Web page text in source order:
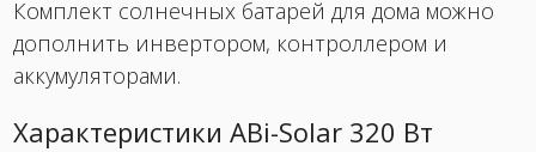
Комплект солнечных батарей для дома можно
дополнить инвертором, контроллером и
аккумуляторами.
Характеристики ABi-Solar 320 Вт